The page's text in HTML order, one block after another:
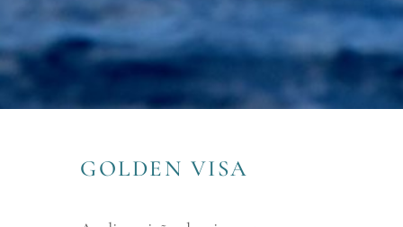
GOLDEN VISA